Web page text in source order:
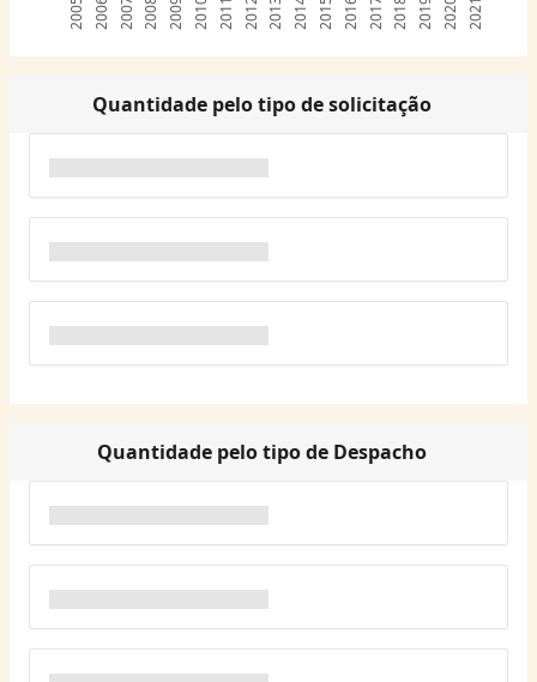
2005 2006 2007 2008 2009 2010 2011 2012 2013 2014 2015 2016 2017 2018 2019 2020 2021
Quantidade pelo tipo de solicitação
Quantidade pelo tipo de Despacho